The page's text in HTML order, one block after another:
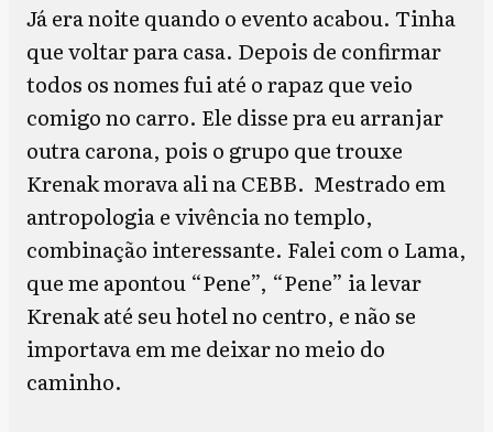
Já era noite quando o evento acabou. Tinha
que voltar para casa. Depois de confirmar
todos os nomes fui até o rapaz que veio
comigo no carro. Ele disse pra eu arranjar
outra carona, pois o grupo que trouxe
Krenak morava ali na CEBB. Mestrado em
antropologia e vivência no templo,
combinação interessante. Falei com o Lama,
que me apontou “Pene”, “Pene” ia levar
Krenak até seu hotel no centro, e não se
importava em me deixar no meio do
caminho.